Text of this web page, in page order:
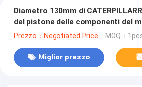
Diametro 130mm di
del pistone delle componenti del
Prezzo：Negotiated Price MOQ：
Miglior prezzo